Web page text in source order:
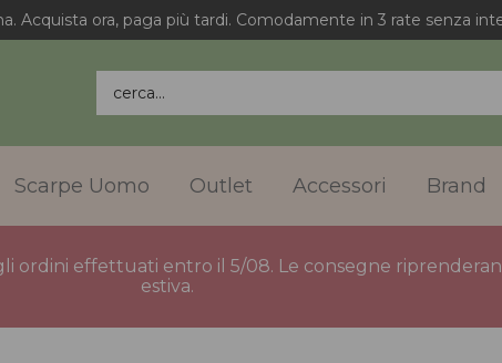
Acquista ora, paga più tardi. Comodamente in 3 rate senza
cerca...
Scarpe Uomo Outlet Accessori Brand
ordini effettuati entro il 5/08. Le consegne
estiva.